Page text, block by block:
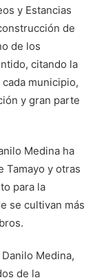
y Estancias
de
de los
citando la
municipio,
y gran parte
Medina ha
Tamayo y otras
para la
se cultivan más
Medina,
de la